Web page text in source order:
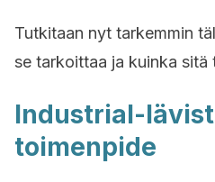
Tutkitaan nyt tarkemmin
se tarkoittaa ja kuinka sitä
Industrial-
toimenpide